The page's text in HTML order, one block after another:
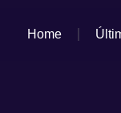
Home